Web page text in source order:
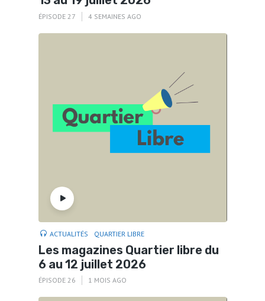
ÉPISODE 27 4 SEMAINES AGO
ACTUALITÉS QUARTIER LIBRE
Les magazines Quartier libre du
6 au 12 juillet 2026
ÉPISODE 26 1 MOIS AGO